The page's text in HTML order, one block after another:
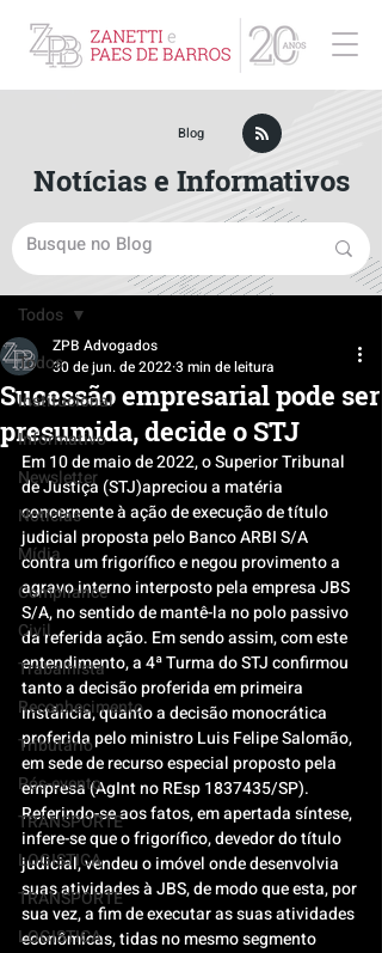
Post
Todos
Institucional
Informativo
Newsletter
Notícias
Mídia
Compliance
Civil
Trabalhista
Reconhecimento
Tributário
Pós-evento
TRANSPORTE
LOGISTICA
TRANSPORTE
LOGISTICA
Todos
Sucessão empresarial pode ser
presumida, decide o STJ
ZPB Advogados
30 de jun. de 20223 min de leitura
Em 10 de maio de 2022, o Superior Tribunal
de Justiça (STJ)apreciou a matéria
concernente à ação de execução de título
judicial proposta pelo Banco ARBI S/A
contra um frigorífico e negou provimento a
agravo interno interposto pela empresa JBS
S/A, no sentido de mantê-la no polo passivo
da referida ação. Em sendo assim, com este
entendimento, a 4ª Turma do STJ confirmou
tanto a decisão proferida em primeira
instância, quanto a decisão monocrática
proferida pelo ministro Luis Felipe Salomão,
em sede de recurso especial proposto pela
empresa (AgInt no REsp 1837435/SP).
Referindo-se aos fatos, em apertada síntese,
infere-se que o frigorífico, devedor do título
judicial, vendeu o imóvel onde desenvolvia
suas atividades à JBS, de modo que esta, por
sua vez, a fim de executar as suas atividades
econômicas, tidas no mesmo segmento
Blog
Notícias e Informativos